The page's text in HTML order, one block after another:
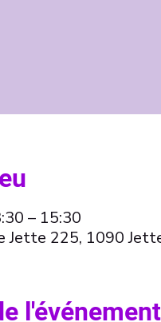
– 15:30
Jette 225, 1090
l'événement